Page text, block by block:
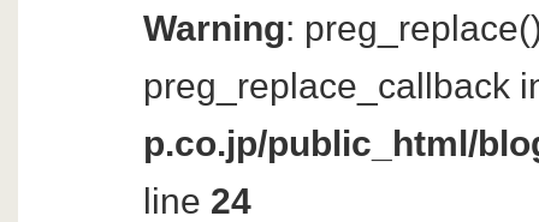
Warning:
preg_replace_callback
p.co.jp/public_html/
line 24